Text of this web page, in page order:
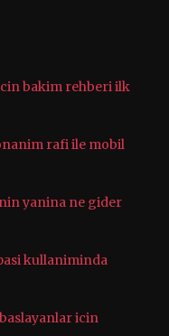
bakim rehberi ilk
rafi ile mobil
yanina ne gider
kullaniminda
icin